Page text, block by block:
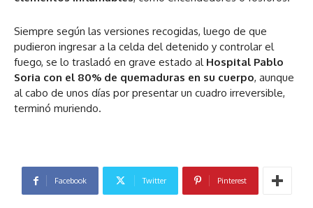
Siempre según las versiones recogidas, luego de que
pudieron ingresar a la celda del detenido y controlar el
fuego, se lo trasladó en grave estado al Hospital Pablo
Soria con el 80% de quemaduras en su cuerpo, aunque
al cabo de unos días por presentar un cuadro irreversible,
terminó muriendo.
Facebook Twitter Pinterest